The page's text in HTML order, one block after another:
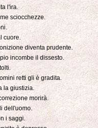
l'ira.
sciocchezze.
cuore.
diventa prudente.
incombe il dissesto.
retti gli è gradita.
la giustizia.
morirà.
dell'uomo.
i saggi.